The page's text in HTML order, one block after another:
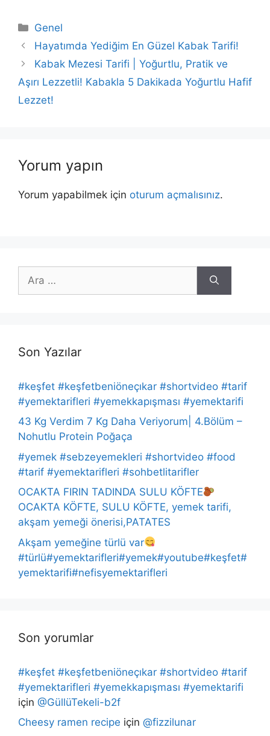
Kategoriler
Genel
Hayatımda Yediğim En Güzel Kabak Tarifi!
Kabak Mezesi Tarifi | Yoğurtlu, Pratik ve
Aşırı Lezzetli! Kabakla 5 Dakikada Yoğurtlu Hafif
Lezzet!
Yorum yapın
Yorum yapabilmek için oturum açmalısınız.
ara
Son Yazılar
#keşfet #keşfetbeniöneçıkar #shortvideo #tarif
#yemektarifleri #yemekkapışması #yemektarifi
43 Kg Verdim 7 Kg Daha Veriyorum| 4.Bölüm –
Nohutlu Protein Poğaça
#yemek #sebzeyemekleri #shortvideo #food
#tarif #yemektarifleri #sohbetlitarifler
OCAKTA FIRIN TADINDA SULU KÖFTE
OCAKTA KÖFTE, SULU KÖFTE, yemek tarifi,
akşam yemeği önerisi,PATATES
Akşam yemeğine türlü var
#türlü#yemektarifleri#yemek#youtube#keşfet#
yemektarifi#nefisyemektarifleri
Son yorumlar
#keşfet #keşfetbeniöneçıkar #shortvideo #tarif
#yemektarifleri #yemekkapışması #yemektarifi
için @GüllüTekeli-b2f
Cheesy ramen recipe için @fizzilunar